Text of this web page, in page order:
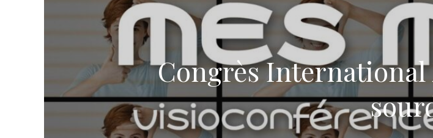
ÉGLISES EN LIGNE (VIDÉO)
NOS VALEURS & NOS CROYANCES
Congrès